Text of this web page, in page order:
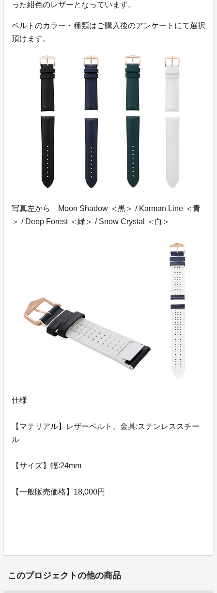
った紺色のレザーとなっています。
ベルトのカラー・種類はご購入後のアンケートにて選択
頂けます。
写真左から Moon Shadow ＜黒＞ / Karman Line ＜青
＞ / Deep Forest ＜緑＞ / Snow Crystal ＜白＞
仕様
【マテリアル】レザーベルト、金具:ステンレススチー
ル
【サイズ】幅:24mm
【一般販売価格】18,000円
このプロジェクトの他の商品